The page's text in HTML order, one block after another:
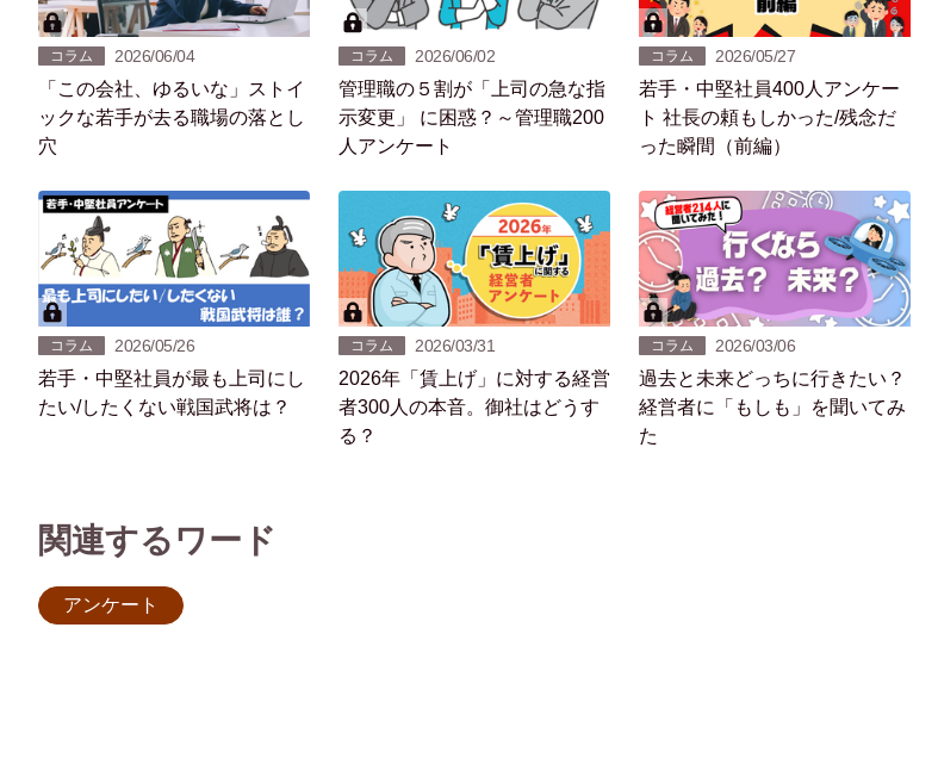
コラム 2026/06/04
「この会社、ゆるいな」ストイ
ックな若手が去る職場の落とし
穴
コラム 2026/06/02
管理職の５割が「上司の急な指
示変更」 に困惑？～管理職200
人アンケート
コラム 2026/05/27
若手・中堅社員400人アンケー
ト 社長の頼もしかった/残念だ
った瞬間（前編）
コラム 2026/05/26
若手・中堅社員が最も上司にし
たい/したくない戦国武将は？
コラム 2026/03/31
2026年「賃上げ」に対する経営
者300人の本音。御社はどうす
る？
コラム 2026/03/06
過去と未来どっちに行きたい？
経営者に「もしも」を聞いてみ
た
関連するワード
アンケート